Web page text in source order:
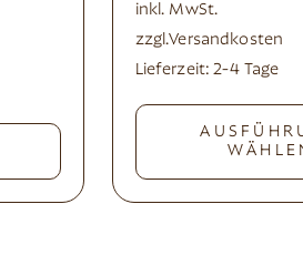
inkl. MwSt.
zzgl.Versandkosten
Lieferzeit:2-4 Tage